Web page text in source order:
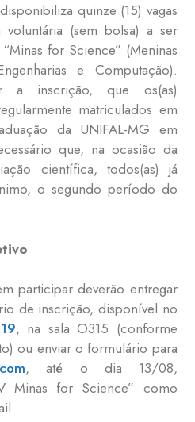
quinze (15) vagas
(sem bolsa) a ser
for Science” (Meninas
e Computação).
a inscrição, que os(as)
matriculados em
da UNIFAL-MG em
que, na ocasião da
científica, todos(as) já
o segundo período do
participar deverão entregar
de inscrição, disponível no
, na sala O315 (conforme
ou enviar o formulário para
, até o dia 13/08,
Minas for Science” como